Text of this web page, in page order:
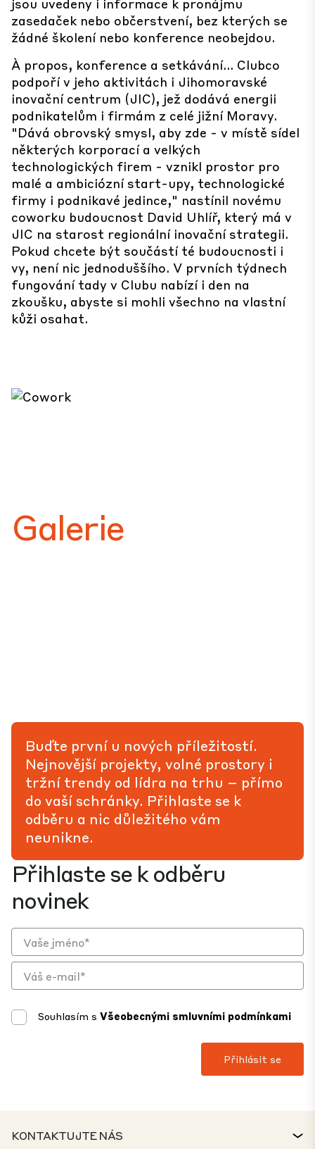
zasedaček nebo občerstvení, bez kterých se
žádné školení nebo konference neobejdou.
À propos, konference a setkávání... Clubco
podpoří v jeho aktivitách i Jihomoravské
inovační centrum (JIC), jež dodává energii
podnikatelům i firmám z celé jižní Moravy.
"Dává obrovský smysl, aby zde - v místě sídel
některých korporací a velkých
technologických firem - vznikl prostor pro
malé a ambiciózní start-upy, technologické
firmy i podnikavé jedince," nastínil novému
coworku budoucnost David Uhlíř, který má v
JIC na starost regionální inovační strategii.
Pokud chcete být součástí té budoucnosti i
vy, není nic jednoduššího. V prvních týdnech
fungování tady v Clubu nabízí i den na
zkoušku, abyste si mohli všechno na vlastní
kůži osahat.
Galerie
Přihlaste se k odběru
novinek
Souhlasím s Všeobecnými smluvními podmínkami
Buďte první u nových příležitostí.
Nejnovější projekty, volné prostory i
tržní trendy od lídra na trhu – přímo
do vaší schránky. Přihlaste se k
odběru a nic důležitého vám
neunikne.
KONTAKTUJTE NÁS